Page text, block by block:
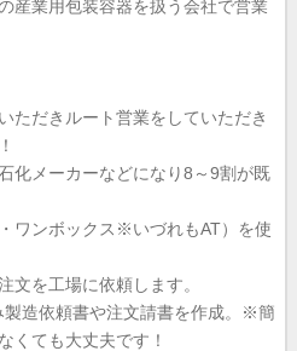
産業用包装容器を扱う会社で営業
ただきルート営業をしていただき
化メーカーなどになり8～9割が既
ワンボックス※いづれもAT）を使
文を工場に依頼します。
製造依頼書や注文請書を作成。※簡
くても大丈夫です！